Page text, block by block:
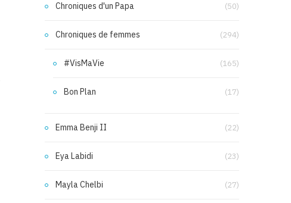
Chroniques d'un Papa (50)
Chroniques de femmes (294)
#VisMaVie (165)
Bon Plan (17)
Emma Benji II (22)
Eya Labidi (23)
Mayla Chelbi (27)